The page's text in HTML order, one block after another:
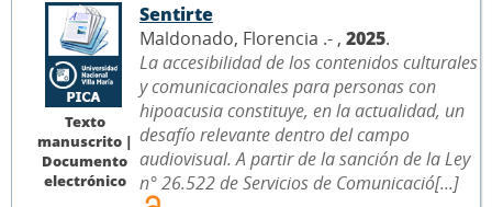
Texto
manuscrito |
Documento
electrónico
Sentirte
Maldonado, Florencia .- , 2025.
La accesibilidad de los contenidos culturales
y comunicacionales para personas con
hipoacusia constituye, en la actualidad, un
desafío relevante dentro del campo
audiovisual. A partir de la sanción de la Ley
n° 26.522 de Servicios de Comunicació[...]